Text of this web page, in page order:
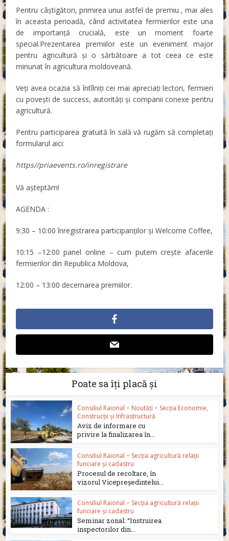
Pentru câștigători, primirea unui astfel de premiu , mai ales
în aceasta perioadă, când activitatea fermierilor este una
de importanță crucială, este un moment foarte
special.Prezentarea premiilor este un eveniment major
pentru agricultură și o sărbătoare a tot ceea ce este
minunat în agricultura moldoveană.
Veți avea ocazia să întîlniți cei mai apreciați lectori, fermieri
cu povești de success, autorități și companii conexe pentru
agricultură.
Pentru participarea gratuită în sală vă rugăm să completați
formularul aici:
https//priaevents.ro/inregistrare
Vă așteptăm!
AGENDA :
9:30 – 10:00 înregistrarea participanților și Welcome Coffee,
10:15 –12:00 panel online – cum putem crește afacerile
fermierilor din Republica Moldova,
12:00 – 13:00 decernarea premiilor.
Poate sa îți placă și
Consiliul Raional • Noutăți • Secția Economie,
Construcții și Infrastructură
Aviz de informare cu
privire la finalizarea în...
Consiliul Raional • Secția agricultură relații
funciare și cadastru
Procesul de recoltare, în
vizorul Vicepreședintelui...
Consiliul Raional • Secția agricultură relații
funciare și cadastru
Seminar zonal: “Instruirea
inspectorilor din...